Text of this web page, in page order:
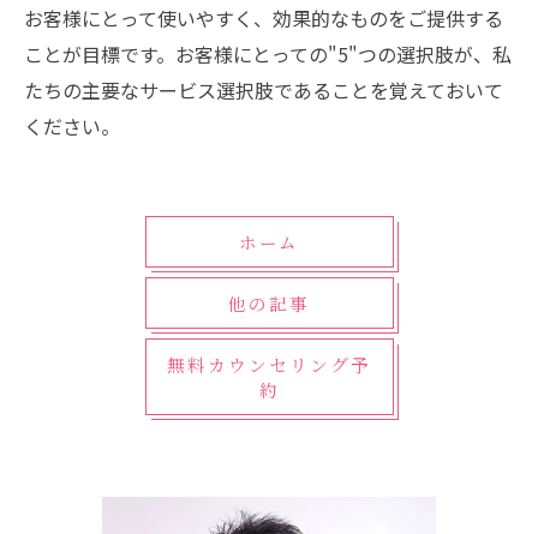
お客様にとって使いやすく、効果的なものをご提供する
ことが目標です。お客様にとっての"5"つの選択肢が、私
たちの主要なサービス選択肢であることを覚えておいて
ください。
ホーム
他の記事
無料カウンセリング予
約